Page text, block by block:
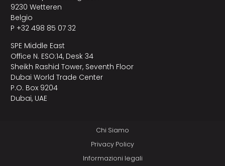
9230 Wetteren
Belgio
P +32 498 85 07 32
SPE Middle East
Office N. ESO:14, Desk 34
Sheikh Rashid Tower, Seventh Floor
Dubai World Trade Center
P.O. Box 9204
Dubai, UAE
Chi Siamo
Privacy Policy
Informazioni legali